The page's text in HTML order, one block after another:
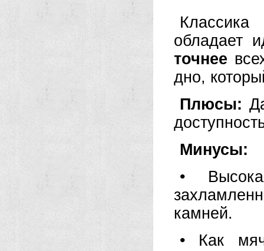
обладает
точнее
дно,
Плюсы:
Минусы:
•
камней.
• Как